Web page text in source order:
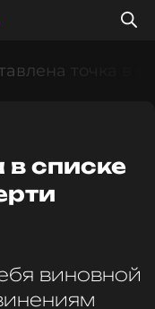
точка в
в списке
виновной